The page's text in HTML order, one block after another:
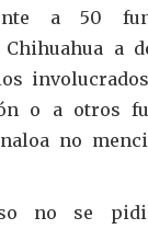
a 50
a
o a otros
no
no se